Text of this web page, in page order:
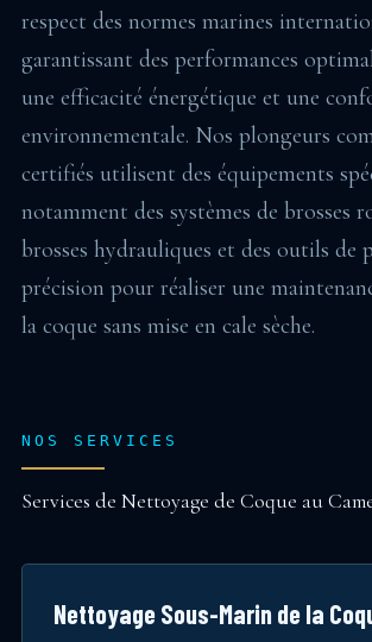
respect des normes marines
garantissant des performances
une efficacité énergétique et une
environnementale. Nos plongeurs
certifiés utilisent des équipements
notamment des systèmes de brosses
brosses hydrauliques et des outils de
précision pour réaliser une
la coque sans mise en cale sèche.
NOS SERVICES
Services de Nettoyage de Coque au
Nettoyage Sous-Marin de la